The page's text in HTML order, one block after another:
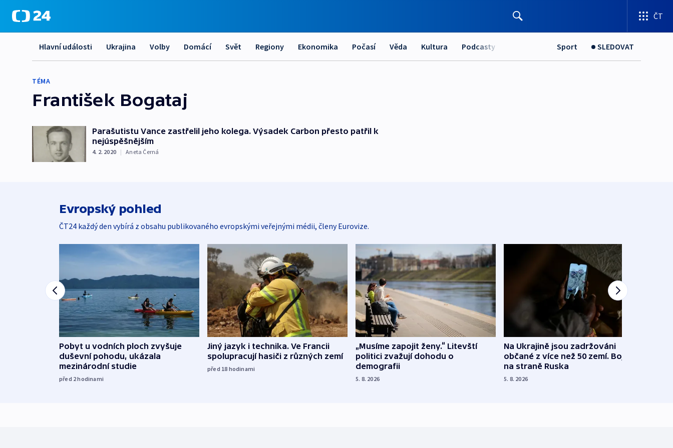
ČT
Hlavní události Ukrajina Volby Domácí Svět Regiony Ekonomika Počasí Věda Kultura Podcasty Sport SLEDOVAT
TÉMA
František Bogataj
Parašutistu Vance zastřelil jeho kolega. Výsadek Carbon přesto patřil k
nejúspěšnějším
4. 2. 2020 | Aneta Černá
Evropský pohled
ČT24 každý den vybírá z obsahu publikovaného evropskými veřejnými médii, členy Eurovize.
Pobyt u vodních ploch zvyšuje
duševní pohodu, ukázala
mezinárodní studie
před 2hodinami
Jiný jazyk i technika. Ve Francii
spolupracují hasiči z různých zemí
před 18 hodinami
„Musíme zapojit ženy.“ Litevští
politici zvažují dohodu o
demografii
5. 8. 2026
Na Ukrajině jsou zadržováni
občané z více než 50 zemí. Bojovali
na straně Ruska
5. 8. 2026